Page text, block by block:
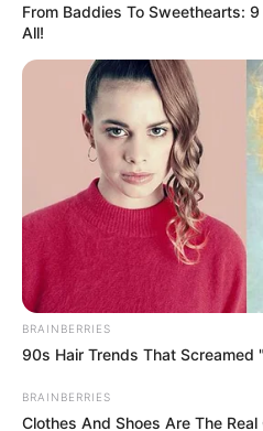
Facebook
Twitter
Revista
From Baddies To Sweethearts:
All!
BRAINBERRIES
90s Hair Trends That Screamed
BRAINBERRIES
Clothes And Shoes Are The